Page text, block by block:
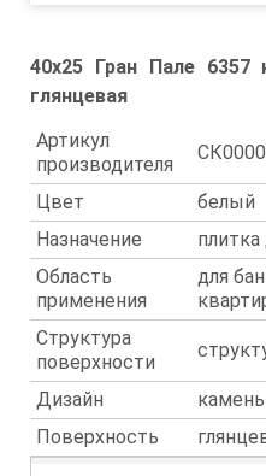
40x25 Гран Пале 6357
глянцевая
Артикул
производителя
Цвет
белый
Назначение
плитка
Область
применения
для
Структура
поверхности
Дизайн
камень
Поверхность